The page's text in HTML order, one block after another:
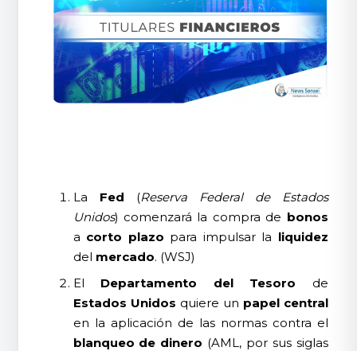
La Fed (Reserva Federal de Estados
Unidos) comenzará la compra de bonos
a corto plazo para impulsar la liquidez
del mercado. (WSJ)
El Departamento del Tesoro de
Estados Unidos quiere un papel central
en la aplicación de las normas contra el
blanqueo de dinero (AML, por sus siglas